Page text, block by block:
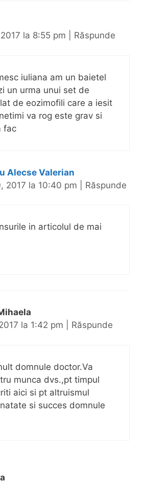
la 8:55 pm
Răspunde
iuliana am un baietel
un urma unui set de
de eozimofili care a iesit
va rog este grav si
fac
Alecse Valerian
2017 la 10:40 pm
Răspunde
in articolul de mai
la 1:42 pm
Răspunde
domnule doctor.Va
munca dvs.,pt timpul
aici si pt altruismul
si succes domnule